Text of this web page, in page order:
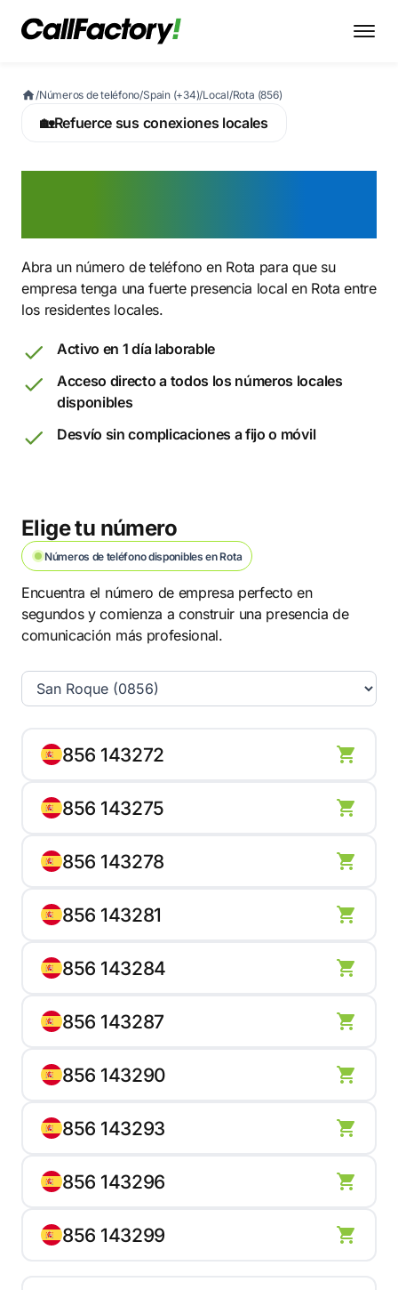
/Números de teléfono/Spain (+34)/Local/Rota (856)
🏡Refuerce sus conexiones locales
Abra un número de teléfono en Rota para que su
empresa tenga una fuerte presencia local en Rota entre
los residentes locales.
Activo en 1 día laborable
Acceso directo a todos los números locales
disponibles
Desvío sin complicaciones a fijo o móvil
Elige tu número
Números de teléfono disponibles en Rota
Encuentra el número de empresa perfecto en
segundos y comienza a construir una presencia de
comunicación más profesional.
856 143272
856 143275
856 143278
856 143281
856 143284
856 143287
856 143290
856 143293
856 143296
856 143299